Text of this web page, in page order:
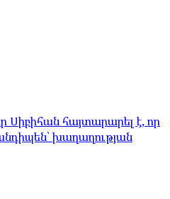
հայտարարել է, որ
խաղաղության